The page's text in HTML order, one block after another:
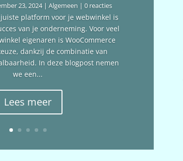
23, 2024|Algemeen | 0 reacties
platform voor je webwinkel is
van je onderneming. Voor veel
eigenaren is WooCommerce
dankzij de combinatie van
In deze blogpost nemen
we een...
Lees meer